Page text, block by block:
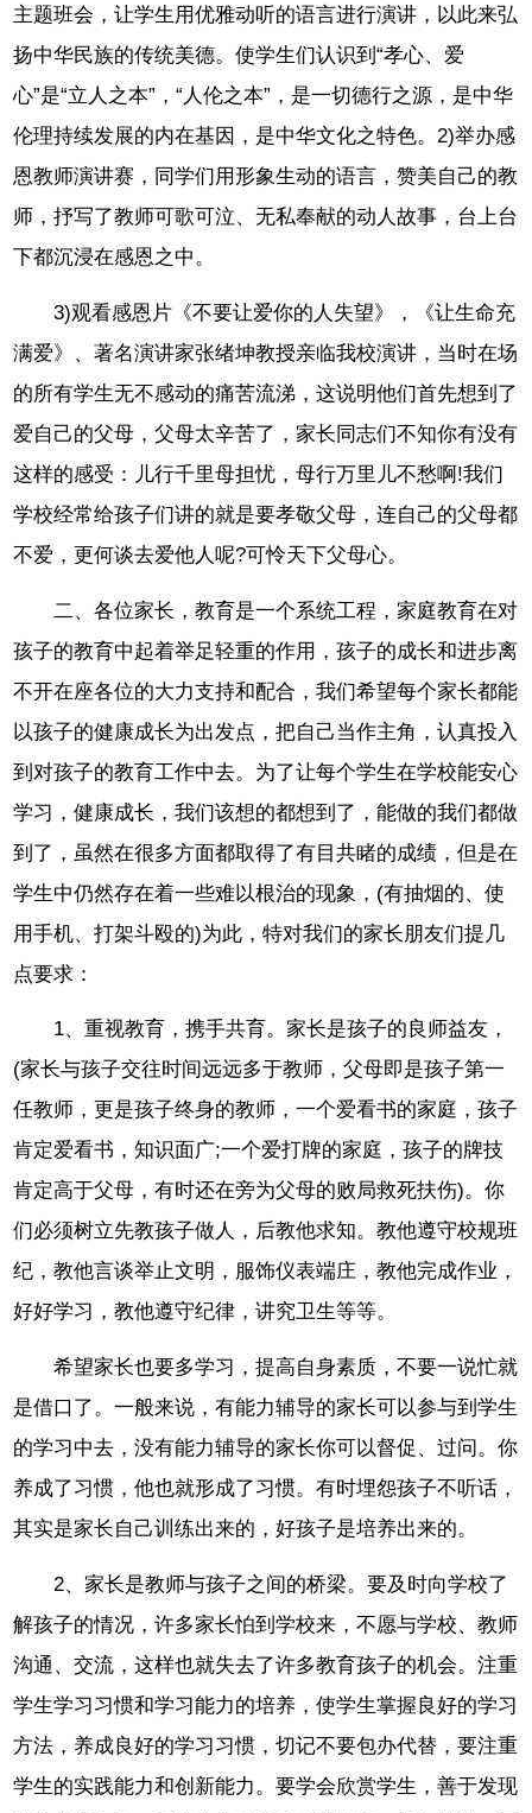
主题班会，让学生用优雅动听的语言进行演讲，以此来弘
扬中华民族的传统美德。使学生们认识到“孝心、爱
心”是“立人之本”，“人伦之本”，是一切德行之源，是中华
伦理持续发展的内在基因，是中华文化之特色。2)举办感
恩教师演讲赛，同学们用形象生动的语言，赞美自己的教
师，抒写了教师可歌可泣、无私奉献的动人故事，台上台
下都沉浸在感恩之中。
3)观看感恩片《不要让爱你的人失望》，《让生命充
满爱》、著名演讲家张绪坤教授亲临我校演讲，当时在场
的所有学生无不感动的痛苦流涕，这说明他们首先想到了
爱自己的父母，父母太辛苦了，家长同志们不知你有没有
这样的感受：儿行千里母担忧，母行万里儿不愁啊!我们
学校经常给孩子们讲的就是要孝敬父母，连自己的父母都
不爱，更何谈去爱他人呢?可怜天下父母心。
二、各位家长，教育是一个系统工程，家庭教育在对
孩子的教育中起着举足轻重的作用，孩子的成长和进步离
不开在座各位的大力支持和配合，我们希望每个家长都能
以孩子的健康成长为出发点，把自己当作主角，认真投入
到对孩子的教育工作中去。为了让每个学生在学校能安心
学习，健康成长，我们该想的都想到了，能做的我们都做
到了，虽然在很多方面都取得了有目共睹的成绩，但是在
学生中仍然存在着一些难以根治的现象，(有抽烟的、使
用手机、打架斗殴的)为此，特对我们的家长朋友们提几
点要求：
1、重视教育，携手共育。家长是孩子的良师益友，
(家长与孩子交往时间远远多于教师，父母即是孩子第一
任教师，更是孩子终身的教师，一个爱看书的家庭，孩子
肯定爱看书，知识面广;一个爱打牌的家庭，孩子的牌技
肯定高于父母，有时还在旁为父母的败局救死扶伤)。你
们必须树立先教孩子做人，后教他求知。教他遵守校规班
纪，教他言谈举止文明，服饰仪表端庄，教他完成作业，
好好学习，教他遵守纪律，讲究卫生等等。
希望家长也要多学习，提高自身素质，不要一说忙就
是借口了。一般来说，有能力辅导的家长可以参与到学生
的学习中去，没有能力辅导的家长你可以督促、过问。你
养成了习惯，他也就形成了习惯。有时埋怨孩子不听话，
其实是家长自己训练出来的，好孩子是培养出来的。
2、家长是教师与孩子之间的桥梁。要及时向学校了
解孩子的情况，许多家长怕到学校来，不愿与学校、教师
沟通、交流，这样也就失去了许多教育孩子的机会。注重
学生学习习惯和学习能力的培养，使学生掌握良好的学习
方法，养成良好的学习习惯，切记不要包办代替，要注重
学生的实践能力和创新能力。要学会欣赏学生，善于发现